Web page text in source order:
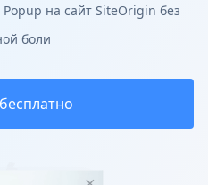
на сайт SiteOrigin без
боли